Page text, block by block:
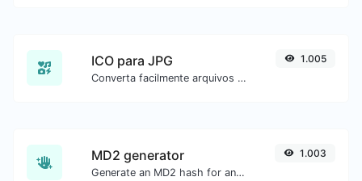
ICO para JPG
Converta facilmente arquivos de imagem ICO para JPG.
1.005
MD2 generator
Generate an MD2 hash for any string input.
1.003